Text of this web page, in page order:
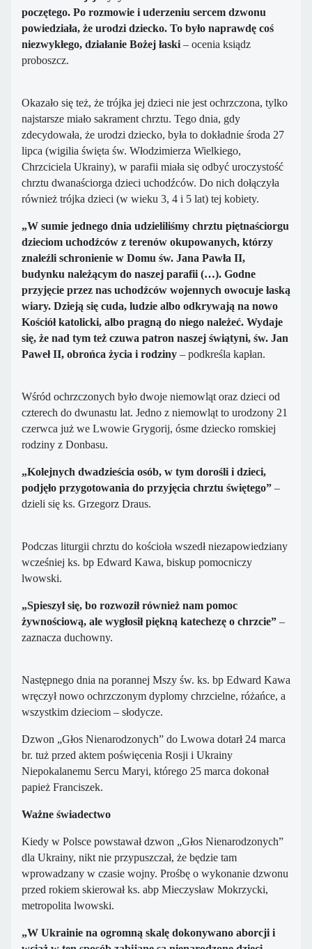
poczętego. Po rozmowie i uderzeniu sercem dzwonu
powiedziała, że urodzi dziecko. To było naprawdę coś
niezwykłego, działanie Bożej łaski – ocenia ksiądz
proboszcz.
Okazało się też, że trójka jej dzieci nie jest ochrzczona, tylko
najstarsze miało sakrament chrztu. Tego dnia, gdy
zdecydowała, że urodzi dziecko, była to dokładnie środa 27
lipca (wigilia święta św. Włodzimierza Wielkiego,
Chrzciciela Ukrainy), w parafii miała się odbyć uroczystość
chrztu dwanaściorga dzieci uchodźców. Do nich dołączyła
również trójka dzieci (w wieku 3, 4 i 5 lat) tej kobiety.
„W sumie jednego dnia udzieliliśmy chrztu piętnaściorgu
dzieciom uchodźców z terenów okupowanych, którzy
znaleźli schronienie w Domu św. Jana Pawła II,
budynku należącym do naszej parafii (…). Godne
przyjęcie przez nas uchodźców wojennych owocuje łaską
wiary. Dzieją się cuda, ludzie albo odkrywają na nowo
Kościół katolicki, albo pragną do niego należeć. Wydaje
się, że nad tym też czuwa patron naszej świątyni, św. Jan
Paweł II, obrońca życia i rodziny – podkreśla kapłan.
Wśród ochrzczonych było dwoje niemowląt oraz dzieci od
czterech do dwunastu lat. Jedno z niemowląt to urodzony 21
czerwca już we Lwowie Grygorij, ósme dziecko romskiej
rodziny z Donbasu.
„Kolejnych dwadzieścia osób, w tym dorośli i dzieci,
podjęło przygotowania do przyjęcia chrztu świętego” –
dzieli się ks. Grzegorz Draus.
Podczas liturgii chrztu do kościoła wszedł niezapowiedziany
wcześniej ks. bp Edward Kawa, biskup pomocniczy
lwowski.
„Spieszył się, bo rozwoził również nam pomoc
żywnościową, ale wygłosił piękną katechezę o chrzcie” –
zaznacza duchowny.
Następnego dnia na porannej Mszy św. ks. bp Edward Kawa
wręczył nowo ochrzczonym dyplomy chrzcielne, różańce, a
wszystkim dzieciom – słodycze.
Dzwon „Głos Nienarodzonych” do Lwowa dotarł 24 marca
br. tuż przed aktem poświęcenia Rosji i Ukrainy
Niepokalanemu Sercu Maryi, którego 25 marca dokonał
papież Franciszek.
Ważne świadectwo
Kiedy w Polsce powstawał dzwon „Głos Nienarodzonych”
dla Ukrainy, nikt nie przypuszczał, że będzie tam
wprowadzany w czasie wojny. Prośbę o wykonanie dzwonu
przed rokiem skierował ks. abp Mieczysław Mokrzycki,
metropolita lwowski.
„W Ukrainie na ogromną skalę dokonywano aborcji i